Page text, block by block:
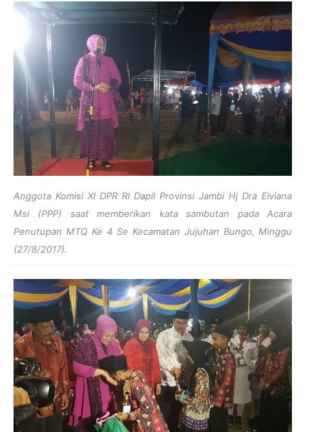
Anggota Komisi XI DPR RI Dapil Provinsi Jambi Hj Dra Elviana
Msi (PPP) saat memberikan kata sambutan pada Acara
Penutupan MTQ Ke 4 Se Kecamatan Jujuhan Bungo, Minggu
(27/8/2017).